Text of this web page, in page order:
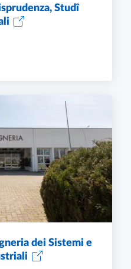
Studî
DI GIURISPRUDENZA,
dei Sistemi e